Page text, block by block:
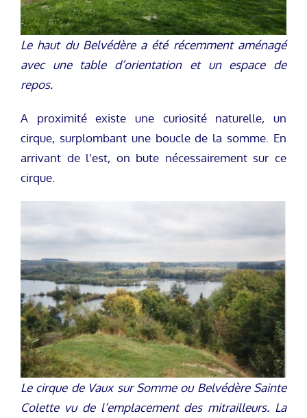
Le haut du Belvédère a été récemment aménagé
avec une table d’orientation et un espace de
repos.
A proximité existe une curiosité naturelle, un
cirque, surplombant une boucle de la somme. En
arrivant de l’est, on bute nécessairement sur ce
cirque.
Le cirque de Vaux sur Somme ou Belvédère Sainte
Colette vu de l’emplacement des mitrailleurs. La